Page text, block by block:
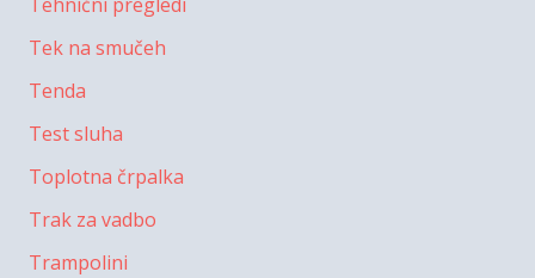
Tek na smučeh
Tenda
Test sluha
Toplotna črpalka
Trak za vadbo
Trampolini